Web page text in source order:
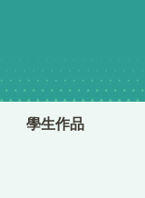
學生作品